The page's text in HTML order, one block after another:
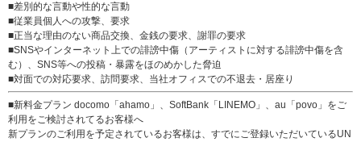
■差別的な言動や性的な言動
■従業員個人への攻撃、要求
■正当な理由のない商品交換、金銭の要求、謝罪の要求
■SNSやインターネット上での誹謗中傷（アーティストに対する誹謗中傷を含
む）、SNS等への投稿・暴露をほのめかした脅迫
■対面での対応要求、訪問要求、当社オフィスでの不退去・居座り
■新料金プラン docomo「ahamo」、SoftBank「LINEMO」、au「povo」をご
利用をご検討されてるお客様へ
新プランのご利用を予定されているお客様は、すでにご登録いただいているUN